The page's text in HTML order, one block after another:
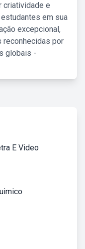
criatividade e
em sua
excepcional,
reconhecidas por
globais -
E Video